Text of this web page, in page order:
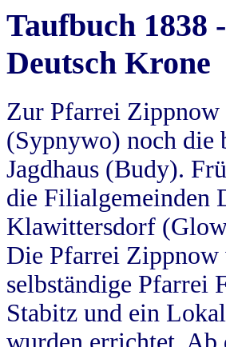
Taufbuch 1838
Deutsch Krone
Zur Pfarrei Zippnow
(Sypnywo) noch die
Jagdhaus (Budy).
die Filialgemeinden
Klawittersdorf
Die Pfarrei Zippnow
selbständige Pfarrei
Stabitz und ein